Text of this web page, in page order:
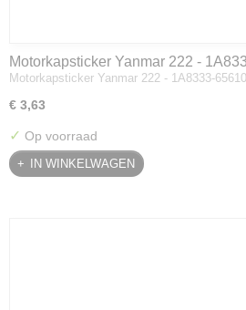
Motorkapsticker Yanmar 222 -
Motorkapsticker Yanmar 222 - 1A8333-
€ 3,63
✓ Op voorraad
IN WINKELWAGEN